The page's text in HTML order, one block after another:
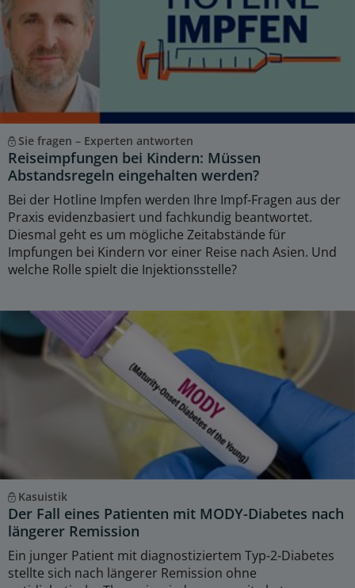
Sie fragen – Experten antworten
Reiseimpfungen bei Kindern: Müssen
Abstandsregeln eingehalten werden?
Bei der Hotline Impfen werden Ihre Impf-Fragen aus der
Praxis evidenzbasiert und fachkundig beantwortet.
Diesmal geht es um mögliche Zeitabstände für
Impfungen bei Kindern vor einer Reise nach Asien. Und
welche Rolle spielt die Injektionsstelle?
Kasuistik
Der Fall eines Patienten mit MODY-Diabetes nach
längerer Remission
Ein junger Patient mit diagnostiziertem Typ-2-Diabetes
stellte sich nach längerer Remission ohne